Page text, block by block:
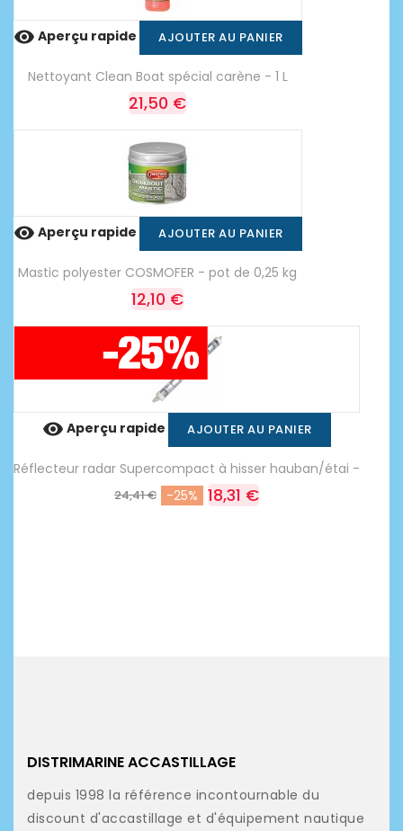
 Aperçu rapide AJOUTER AU PANIER
Nettoyant Clean Boat spécial carène - 1 L
21,50 €
 Aperçu rapide AJOUTER AU PANIER
Mastic polyester COSMOFER - pot de 0,25 kg
12,10 €
 Aperçu rapide AJOUTER AU PANIER
Réflecteur radar Supercompact à hisser hauban/étai -
24,41 € -25% 18,31 €
DISTRIMARINE ACCASTILLAGE
depuis 1998 la référence incontournable du
discount d'accastillage et d'équipement nautique